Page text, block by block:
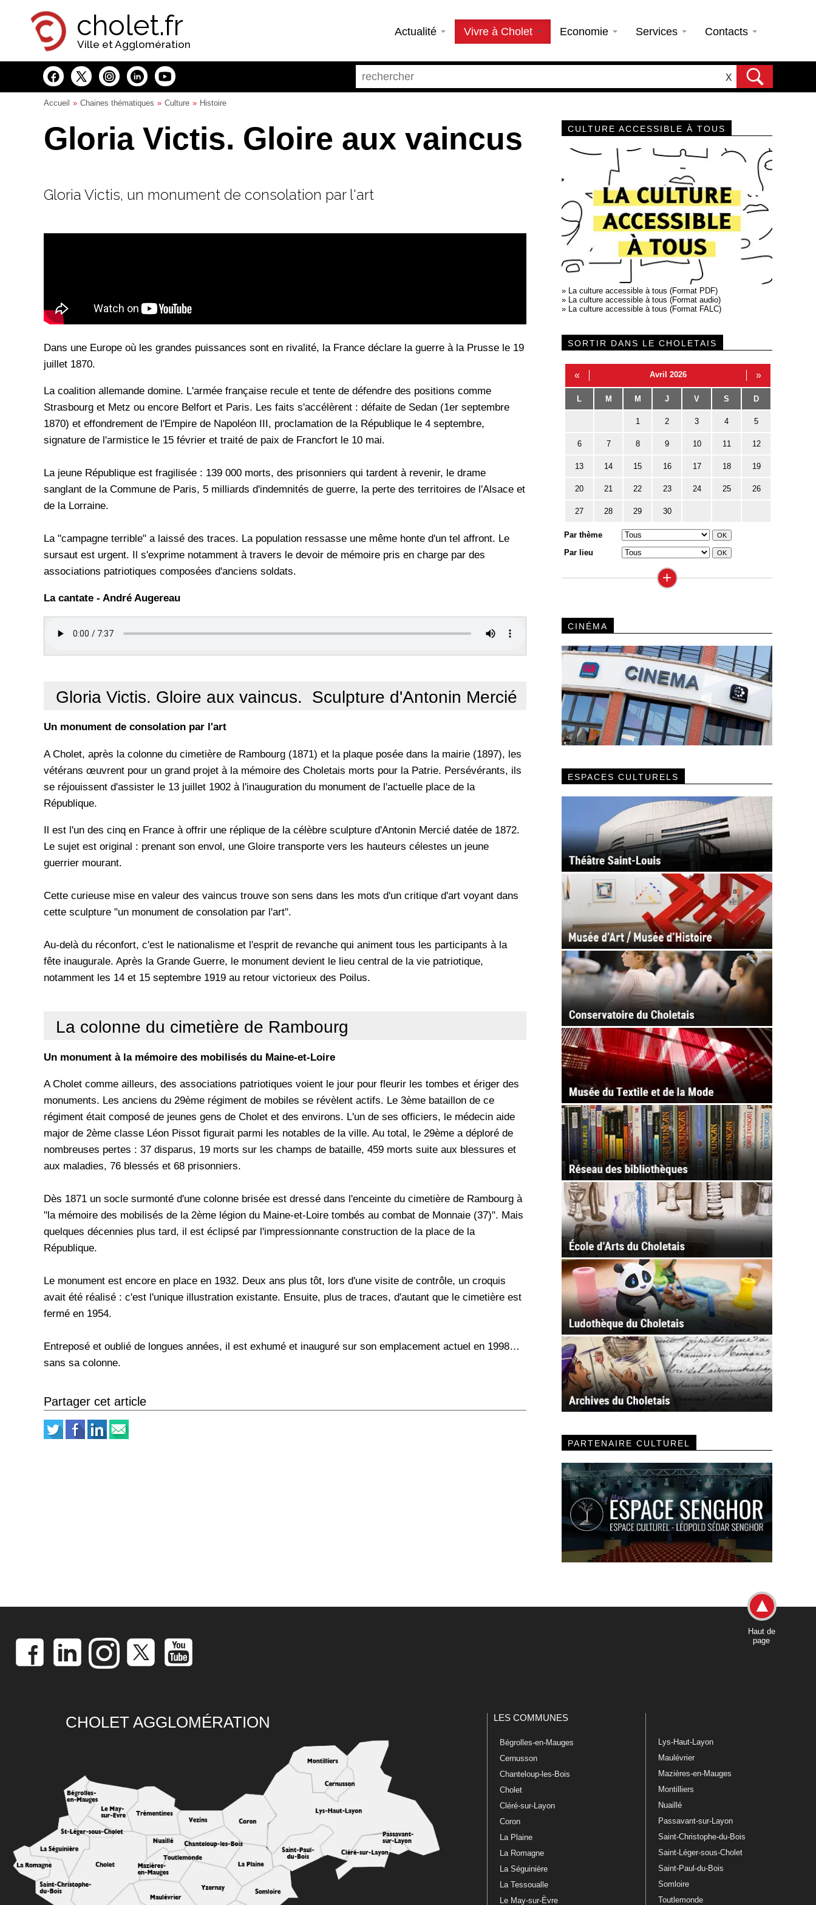
cholet.fr
Ville et Agglomération
Actualité Vivre à Cholet Economie Services Contacts
X
Accueil Chaines thématiques Culture Histoire
Gloria Victis. Gloire aux vaincus
Gloria Victis, un monument de consolation par l'art
Dans une Europe où les grandes puissances sont en rivalité, la France déclare la guerre à la Prusse le 19
juillet 1870.
La coalition allemande domine. L'armée française recule et tente de défendre des positions comme
Strasbourg et Metz ou encore Belfort et Paris. Les faits s'accélèrent : défaite de Sedan (1er septembre
1870) et effondrement de l'Empire de Napoléon III, proclamation de la République le 4 septembre,
signature de l'armistice le 15 février et traité de paix de Francfort le 10 mai.
La jeune République est fragilisée : 139 000 morts, des prisonniers qui tardent à revenir, le drame
sanglant de la Commune de Paris, 5 milliards d'indemnités de guerre, la perte des territoires de l'Alsace et
de la Lorraine.
La "campagne terrible" a laissé des traces. La population ressasse une même honte d'un tel affront. Le
sursaut est urgent. Il s'exprime notamment à travers le devoir de mémoire pris en charge par des
associations patriotiques composées d'anciens soldats.
La cantate - André Augereau
Gloria Victis. Gloire aux vaincus. Sculpture d'Antonin Mercié
Un monument de consolation par l'art
A Cholet, après la colonne du cimetière de Rambourg (1871) et la plaque posée dans la mairie (1897), les
vétérans œuvrent pour un grand projet à la mémoire des Choletais morts pour la Patrie. Persévérants, ils
se réjouissent d'assister le 13 juillet 1902 à l'inauguration du monument de l'actuelle place de la
République.
Il est l'un des cinq en France à offrir une réplique de la célèbre sculpture d'Antonin Mercié datée de 1872.
Le sujet est original : prenant son envol, une Gloire transporte vers les hauteurs célestes un jeune
guerrier mourant.
Cette curieuse mise en valeur des vaincus trouve son sens dans les mots d'un critique d'art voyant dans
cette sculpture "un monument de consolation par l'art".
Au-delà du réconfort, c'est le nationalisme et l'esprit de revanche qui animent tous les participants à la
fête inaugurale. Après la Grande Guerre, le monument devient le lieu central de la vie patriotique,
notamment les 14 et 15 septembre 1919 au retour victorieux des Poilus.
La colonne du cimetière de Rambourg
Un monument à la mémoire des mobilisés du Maine-et-Loire
A Cholet comme ailleurs, des associations patriotiques voient le jour pour fleurir les tombes et ériger des
monuments. Les anciens du 29ème régiment de mobiles se révèlent actifs. Le 3ème bataillon de ce
régiment était composé de jeunes gens de Cholet et des environs. L'un de ses officiers, le médecin aide
major de 2ème classe Léon Pissot figurait parmi les notables de la ville. Au total, le 29ème a déploré de
nombreuses pertes : 37 disparus, 19 morts sur les champs de bataille, 459 morts suite aux blessures et
aux maladies, 76 blessés et 68 prisonniers.
Dès 1871 un socle surmonté d'une colonne brisée est dressé dans l'enceinte du cimetière de Rambourg à
"la mémoire des mobilisés de la 2ème légion du Maine-et-Loire tombés au combat de Monnaie (37)". Mais
quelques décennies plus tard, il est éclipsé par l'impressionnante construction de la place de la
République.
Le monument est encore en place en 1932. Deux ans plus tôt, lors d'une visite de contrôle, un croquis
avait été réalisé : c'est l'unique illustration existante. Ensuite, plus de traces, d'autant que le cimetière est
fermé en 1954.
Entreposé et oublié de longues années, il est exhumé et inauguré sur son emplacement actuel en 1998…
sans sa colonne.
Partager cet article
CULTURE ACCESSIBLE À TOUS
» La culture accessible à tous (Format PDF)
» La culture accessible à tous (Format audio)
» La culture accessible à tous (Format FALC)
SORTIR DANS LE CHOLETAIS
« Avril 2026 »
L M M J V S D
1 2 3 4 5
6 7 8 9 10 11 12
13 14 15 16 17 18 19
20 21 22 23 24 25 26
27 28 29 30
Par thème
Par lieu
+
CINÉMA
ESPACES CULTURELS
PARTENAIRE CULTUREL
Haut de
page
CHOLET AGGLOMÉRATION LES COMMUNES
Bégrolles-en-Mauges
Cernusson
Chanteloup-les-Bois
Cholet
Cléré-sur-Layon
Coron
La Plaine
La Romagne
La Séguinière
La Tessoualle
Le May-sur-Èvre
Lys-Haut-Layon
Maulévrier
Mazières-en-Mauges
Montilliers
Nuaillé
Passavant-sur-Layon
Saint-Christophe-du-Bois
Saint-Léger-sous-Cholet
Saint-Paul-du-Bois
Somloire
Toutlemonde